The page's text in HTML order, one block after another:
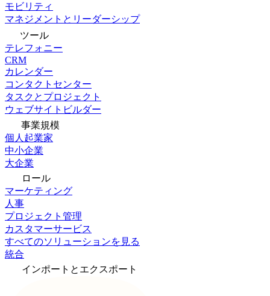
モビリティ
マネジメントとリーダーシップ
ツール
テレフォニー
CRM
カレンダー
コンタクトセンター
タスクとプロジェクト
ウェブサイトビルダー
事業規模
個人起業家
中小企業
大企業
ロール
マーケティング
人事
プロジェクト管理
カスタマーサービス
すべてのソリューションを見る
統合
インポートとエクスポート